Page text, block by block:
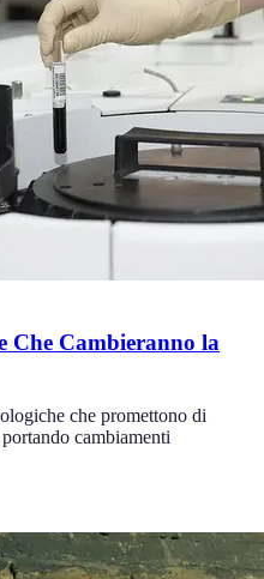
Che Cambieranno la
che promettono di
cambiamenti